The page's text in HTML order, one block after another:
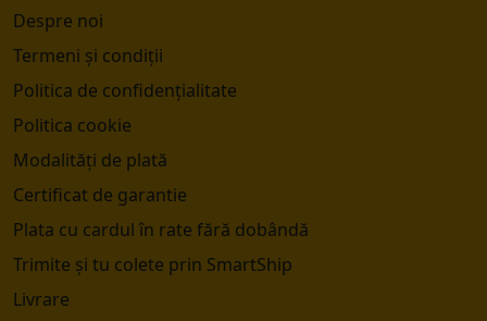
Despre noi
Termeni și condiții
Politica de confidențialitate
Politica cookie
Modalități de plată
Certificat de garantie
Plata cu cardul în rate fără dobândă
Trimite și tu colete prin SmartShip
Livrare